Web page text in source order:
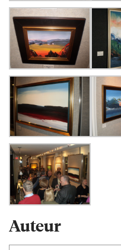
Auteur